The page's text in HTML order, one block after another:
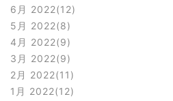
6月 2022 12
5月 2022 8
4月 2022 9
3月 2022 9
2月 2022 11
1月 2022 12